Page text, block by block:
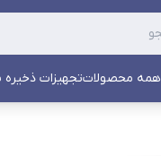
همه محصولاتتجهیزات